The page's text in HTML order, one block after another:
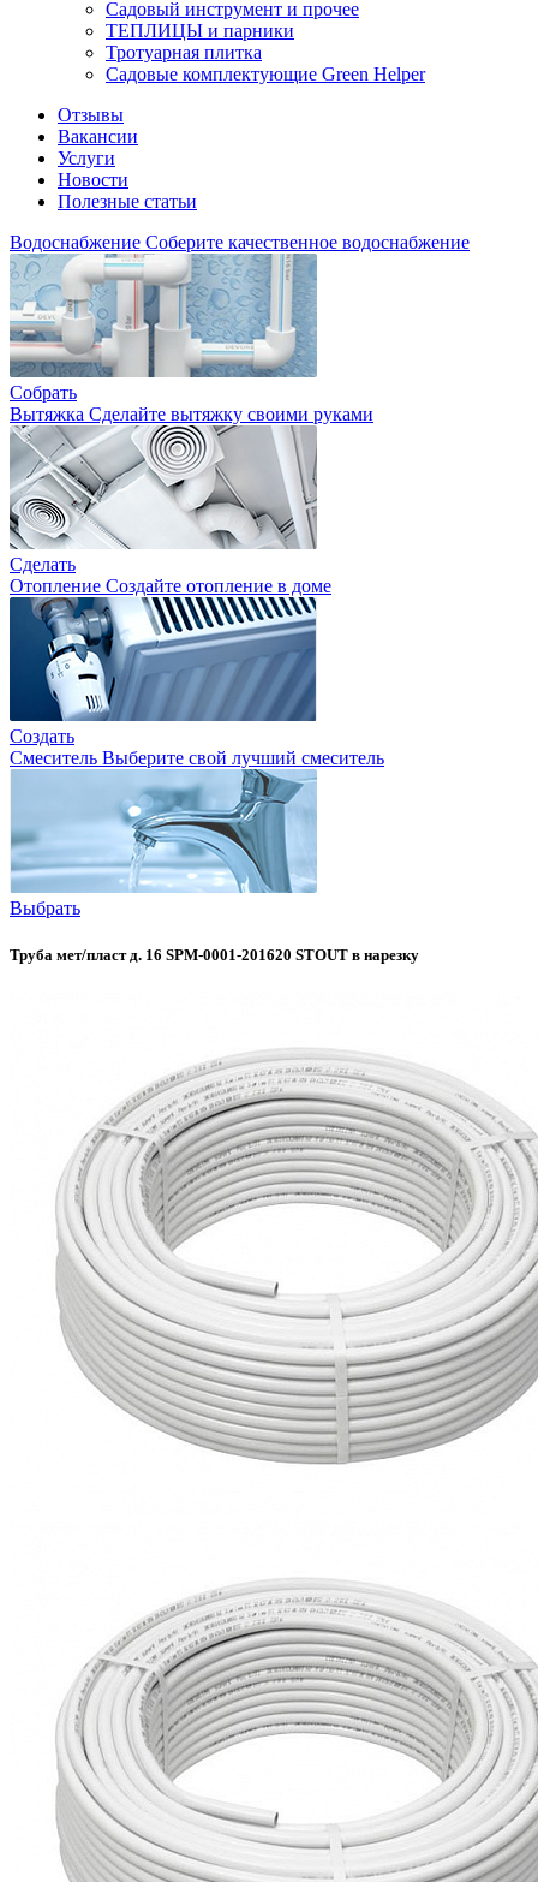
Садовый инструмент и прочее
ТЕПЛИЦЫ и парники
Тротуарная плитка
Садовые комплектующие Green Helper
Отзывы
Вакансии
Услуги
Новости
Полезные статьи
Водоснабжение Соберите качественное водоснабжение
Собрать
Вытяжка Сделайте вытяжку своими руками
Сделать
Отопление Создайте отопление в доме
Создать
Смеситель Выберите свой лучший смеситель
Выбрать
Труба мет/пласт д. 16 SPM-0001-201620 STOUT в нарезку